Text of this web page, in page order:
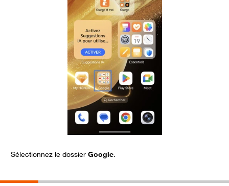
Sélectionnez le dossier Google.